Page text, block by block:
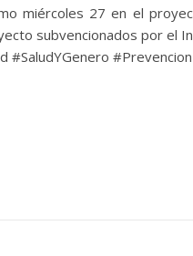
miércoles 27 en el
subvencionados por el